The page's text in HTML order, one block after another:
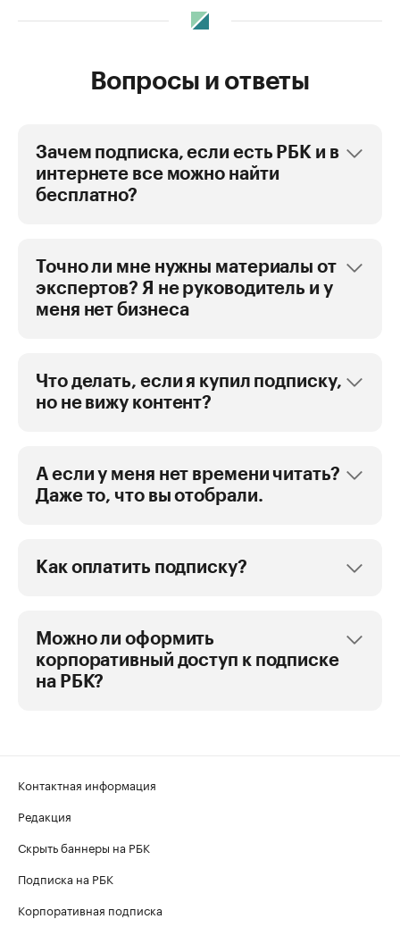
Вопросы и ответы
Зачем подписка, если есть РБК и в
интернете все можно найти
бесплатно?
Точно ли мне нужны материалы от
экспертов? Я не руководитель и у
меня нет бизнеса
Что делать, если я купил подписку,
но не вижу контент?
А если у меня нет времени читать?
Даже то, что вы отобрали.
Как оплатить подписку?
Можно ли оформить
корпоративный доступ к подписке
на РБК?
Контактная информация
Редакция
Скрыть баннеры на РБК
Подписка на РБК
Корпоративная подписка